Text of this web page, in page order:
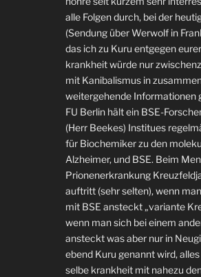
alle Folgen durch, bei der
(Sendung über Werwolf in
das ich zu Kuru entgegen
krankheit würde nur
mit Kanibalismus in
weitergehende Informationen
FU Berlin hält ein BSE-
(Herr Beekes) Institues
für Biochemiker zu den
Alzheimer, und BSE. Beim
Prionenerkrankung
auftritt (sehr selten), wenn
mit BSE ansteckt „variante
wenn man sich bei einem
ansteckt was aber nur in
ebend Kuru genannt wird,
selbe krankheit mit nahezu